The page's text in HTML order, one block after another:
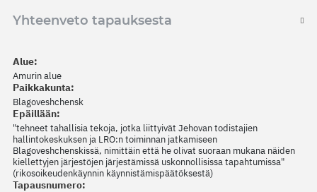
Yhteenveto tapauksesta
Alue:
Amurin alue
Paikkakunta:
Blagoveshchensk
Epäillään:
"tehneet tahallisia tekoja, jotka liittyivät Jehovan todistajien
hallintokeskuksen ja LRO:n toiminnan jatkamiseen
Blagoveshchenskissä, nimittäin että he olivat suoraan mukana näiden
kiellettyjen järjestöjen järjestämissä uskonnollisissa tapahtumissa"
(rikosoikeudenkäynnin käynnistämispäätöksestä)
Tapausnumero: